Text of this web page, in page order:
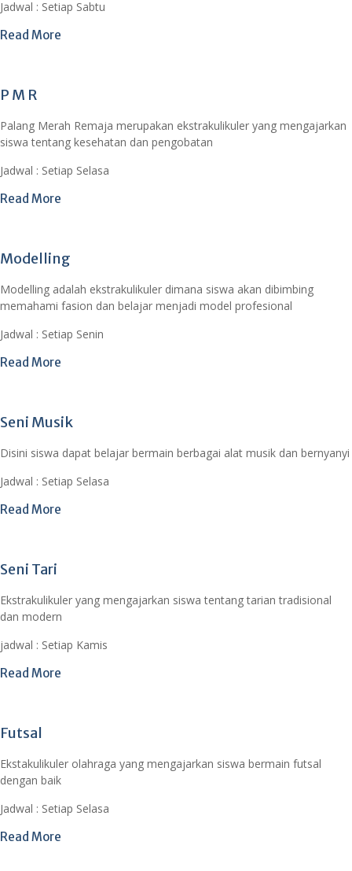
Jadwal : Setiap Sabtu
Read More
P M R
Palang Merah Remaja merupakan ekstrakulikuler yang mengajarkan
siswa tentang kesehatan dan pengobatan
Jadwal : Setiap Selasa
Read More
Modelling
Modelling adalah ekstrakulikuler dimana siswa akan dibimbing
memahami fasion dan belajar menjadi model profesional
Jadwal : Setiap Senin
Read More
Seni Musik
Disini siswa dapat belajar bermain berbagai alat musik dan bernyanyi
Jadwal : Setiap Selasa
Read More
Seni Tari
Ekstrakulikuler yang mengajarkan siswa tentang tarian tradisional
dan modern
jadwal : Setiap Kamis
Read More
Futsal
Ekstakulikuler olahraga yang mengajarkan siswa bermain futsal
dengan baik
Jadwal : Setiap Selasa
Read More